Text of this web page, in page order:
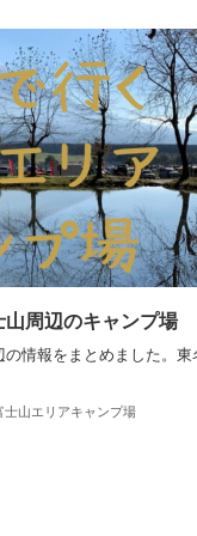
周辺のキャンプ場
情報をまとめました。東
山エリアキャンプ場